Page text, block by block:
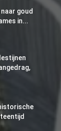
goud
in...